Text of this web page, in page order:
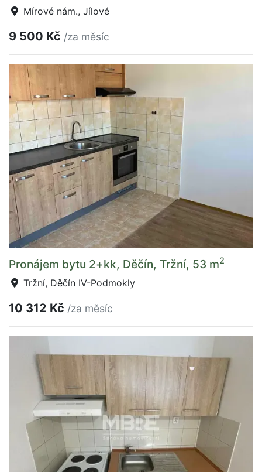
Mírové nám., Jílové
9 500 Kč /za měsíc
Pronájem bytu 2+kk, Děčín, Tržní, 53 m2
Tržní, Děčín IV-Podmokly
10 312 Kč /za měsíc